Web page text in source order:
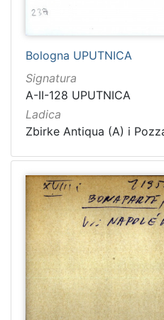
Bologna UPUTNICA
Signatura
A-II-128 UPUTNICA
Ladica
Zbirke Antiqua (A) i